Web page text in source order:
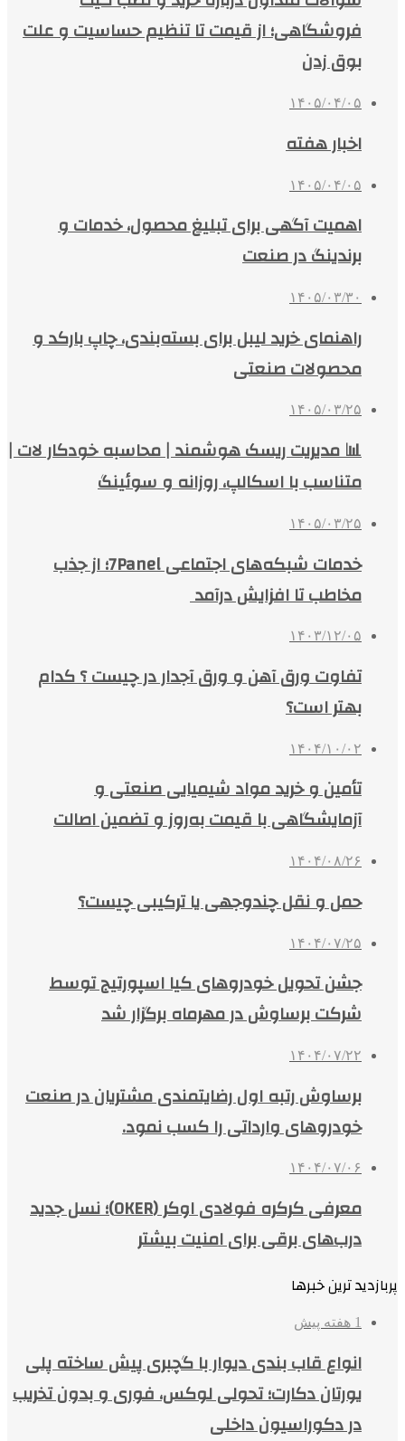
فروشگاهی؛ از قیمت تا تنظیم حساسیت و علت
بوق زدن
۱۴۰۵/۰۴/۰۵
اخبار هفته
۱۴۰۵/۰۴/۰۵
اهمیت آگهی برای تبلیغ محصول، خدمات و
برندینگ در صنعت
۱۴۰۵/۰۳/۳۰
راهنمای خرید لیبل برای بسته‌بندی، چاپ بارکد و
محصولات صنعتی
۱۴۰۵/۰۳/۲۵
📊 مدیریت ریسک هوشمند | محاسبه خودکار لات |
متناسب با اسکالپ، روزانه و سوئینگ
۱۴۰۵/۰۳/۲۵
خدمات شبکه‌های اجتماعی 7Panel؛ از جذب
مخاطب تا افزایش درآمد
۱۴۰۳/۱۲/۰۵
تفاوت ورق آهن و ورق آجدار در چیست ؟ کدام
بهتر است؟
۱۴۰۴/۱۰/۰۲
تأمین و خرید مواد شیمیایی صنعتی و
آزمایشگاهی با قیمت به‌روز و تضمین اصالت
۱۴۰۴/۰۸/۲۶
حمل و نقل چندوجهی یا ترکیبی چیست؟
۱۴۰۴/۰۷/۲۵
جشن تحویل خودروهای کیا اسپورتیج توسط
شرکت برساوش در مهرماه برگزار شد
۱۴۰۴/۰۷/۲۲
برساوش رتبه اول رضایتمندی مشتریان در صنعت
خودروهای وارداتی را کسب نمود.
۱۴۰۴/۰۷/۰۶
معرفی کرکره فولادی اوکر (OKER)؛ نسل جدید
درب‌های برقی برای امنیت بیشتر
پربازدید ترین خبرها
1 هفته پیش
انواع قاب بندی دیوار با گچبری پیش ساخته پلی
یورتان دکارت؛ تحولی لوکس، فوری و بدون تخریب
در دکوراسیون داخلی